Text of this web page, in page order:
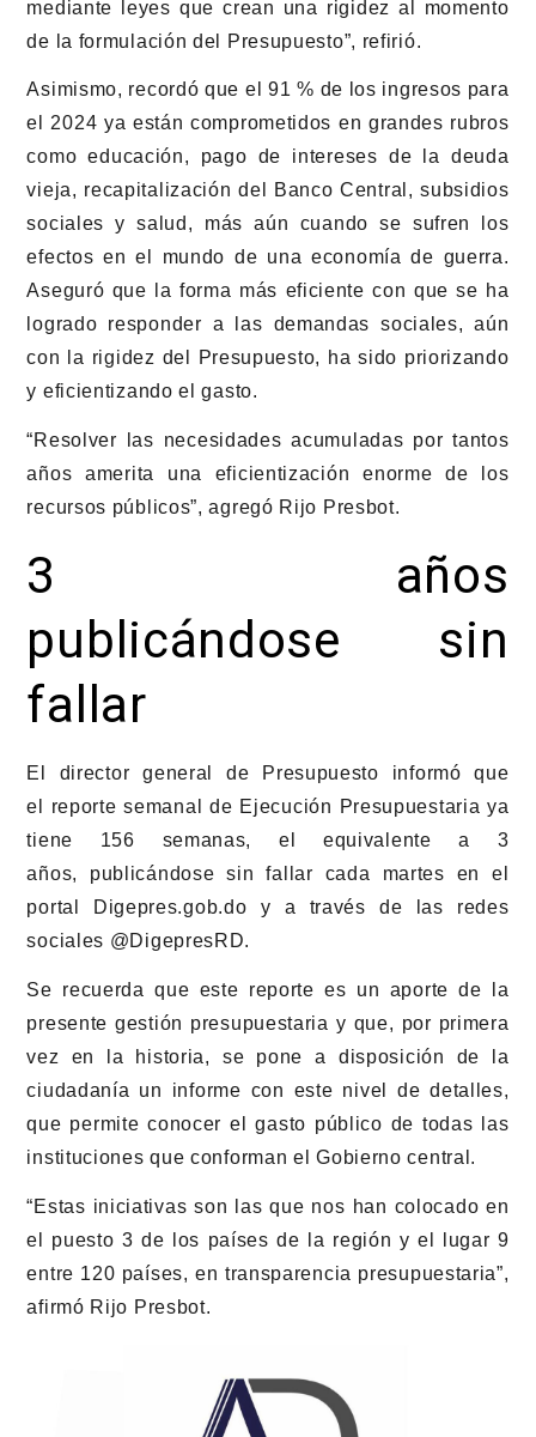
mediante leyes que crean una rigidez al momento
de la formulación del Presupuesto”, refirió.
Asimismo, recordó que el 91 % de los ingresos para
el 2024 ya están comprometidos en grandes rubros
como educación, pago de intereses de la deuda
vieja, recapitalización del Banco Central, subsidios
sociales y salud, más aún cuando se sufren los
efectos en el mundo de una economía de guerra.
Aseguró que la forma más eficiente con que se ha
logrado responder a las demandas sociales, aún
con la rigidez del Presupuesto, ha sido priorizando
y eficientizando el gasto.
“Resolver las necesidades acumuladas por tantos
años amerita una eficientización enorme de los
recursos públicos”, agregó Rijo Presbot.
3 años
publicándose sin
fallar
El director general de Presupuesto informó que
el reporte semanal de Ejecución Presupuestaria ya
tiene 156 semanas, el equivalente a 3
años, publicándose sin fallar cada martes en el
portal Digepres.gob.do y a través de las redes
sociales @DigepresRD.
Se recuerda que este reporte es un aporte de la
presente gestión presupuestaria y que, por primera
vez en la historia, se pone a disposición de la
ciudadanía un informe con este nivel de detalles,
que permite conocer el gasto público de todas las
instituciones que conforman el Gobierno central.
“Estas iniciativas son las que nos han colocado en
el puesto 3 de los países de la región y el lugar 9
entre 120 países, en transparencia presupuestaria”,
afirmó Rijo Presbot.